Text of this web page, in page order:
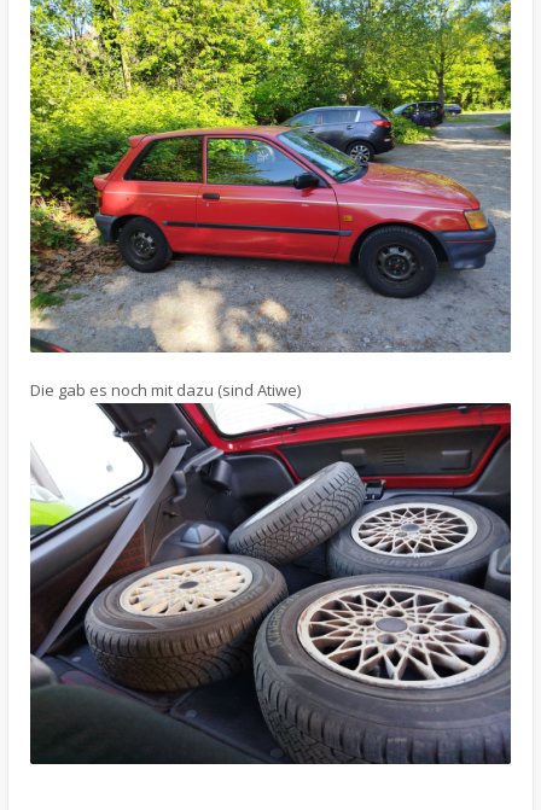
Die gab es noch mit dazu (sind Atiwe)